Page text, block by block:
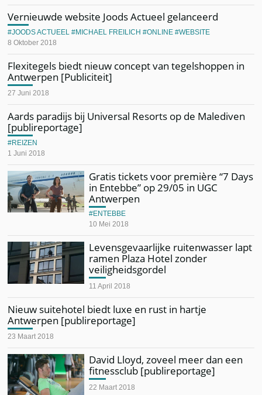
Vernieuwde website Joods Actueel gelanceerd
8 Oktober 2018
JOODS ACTUEEL MICHAEL FREILICH ONLINE WEBSITE
Flexitegels biedt nieuw concept van tegelshoppen in
Antwerpen [Publiciteit]
27 Juni 2018
Aards paradijs bij Universal Resorts op de Malediven
[publireportage]
1 Juni 2018
REIZEN
Gratis tickets voor première “7 Days
in Entebbe” op 29/05 in UGC
Antwerpen
10 Mei 2018
ENTEBBE
Levensgevaarlijke ruitenwasser lapt
ramen Plaza Hotel zonder
veiligheidsgordel
11 April 2018
Nieuw suitehotel biedt luxe en rust in hartje
Antwerpen [publireportage]
23 Maart 2018
David Lloyd, zoveel meer dan een
fitnessclub [publireportage]
22 Maart 2018